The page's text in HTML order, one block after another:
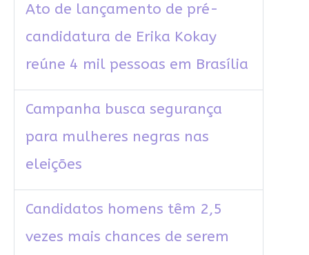
Ato de lançamento de pré-
candidatura de Erika Kokay
reúne 4 mil pessoas em Brasília
Campanha busca segurança
para mulheres negras nas
eleições
Candidatos homens têm 2,5
vezes mais chances de serem